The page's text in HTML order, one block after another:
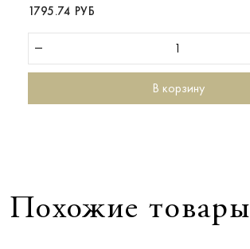
1795.74 РУБ
В корзину
Похожие товары